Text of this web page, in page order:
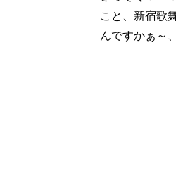
こと、新宿歌
んですかぁ～